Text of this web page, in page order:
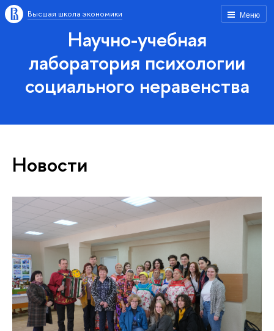
Меню
Высшая школа экономики
Научно-учебная
лаборатория психологии
социального неравенства
Новости